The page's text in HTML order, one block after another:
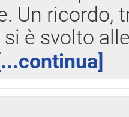
Un ricordo,
si è svolto